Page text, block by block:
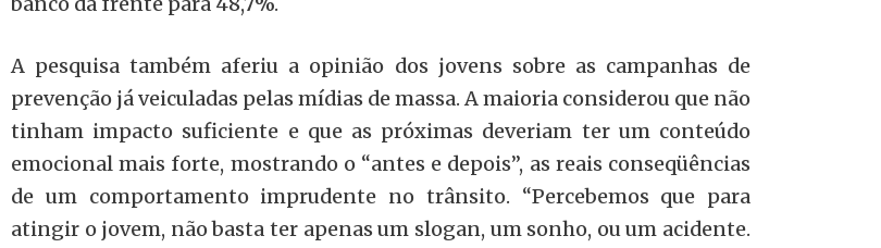
A pesquisa também aferiu a opinião dos jovens sobre as campanhas de
prevenção já veiculadas pelas mídias de massa. A maioria considerou que não
tinham impacto suficiente e que as próximas deveriam ter um conteúdo
emocional mais forte, mostrando o “antes e depois”, as reais conseqüências
de um comportamento imprudente no trânsito. “Percebemos que para
atingir o jovem, não basta ter apenas um slogan, um sonho, ou um acidente.